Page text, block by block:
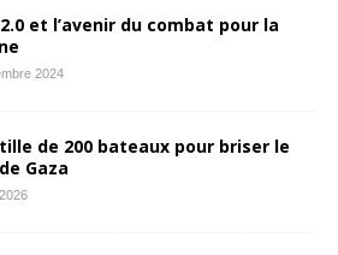
et l’avenir du combat pour la
2024
de 200 bateaux pour briser le
Gaza